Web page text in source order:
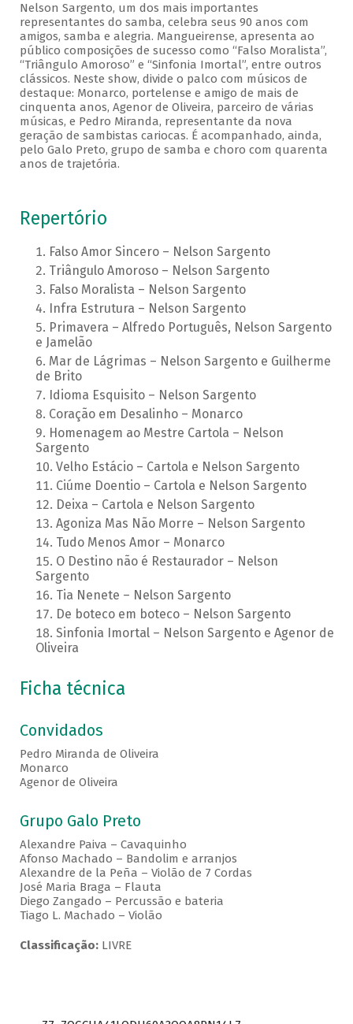
Nelson Sargento, um dos mais importantes
representantes do samba, celebra seus 90 anos com
amigos, samba e alegria. Mangueirense, apresenta ao
público composições de sucesso como “Falso Moralista”,
“Triângulo Amoroso” e “Sinfonia Imortal”, entre outros
clássicos. Neste show, divide o palco com músicos de
destaque: Monarco, portelense e amigo de mais de
cinquenta anos, Agenor de Oliveira, parceiro de várias
músicas, e Pedro Miranda, representante da nova
geração de sambistas cariocas. É acompanhado, ainda,
pelo Galo Preto, grupo de samba e choro com quarenta
anos de trajetória.
Repertório
Falso Amor Sincero – Nelson Sargento
Triângulo Amoroso – Nelson Sargento
Falso Moralista – Nelson Sargento
Infra Estrutura – Nelson Sargento
Primavera – Alfredo Português, Nelson Sargento
e Jamelão
Mar de Lágrimas – Nelson Sargento e Guilherme
de Brito
Idioma Esquisito – Nelson Sargento
Coração em Desalinho – Monarco
Homenagem ao Mestre Cartola – Nelson
Sargento
Velho Estácio – Cartola e Nelson Sargento
Ciúme Doentio – Cartola e Nelson Sargento
Deixa – Cartola e Nelson Sargento
Agoniza Mas Não Morre – Nelson Sargento
Tudo Menos Amor – Monarco
O Destino não é Restaurador – Nelson
Sargento
Tia Nenete – Nelson Sargento
De boteco em boteco – Nelson Sargento
Sinfonia Imortal – Nelson Sargento e Agenor de
Oliveira
Ficha técnica
Convidados
Pedro Miranda de Oliveira
Monarco
Agenor de Oliveira
Grupo Galo Preto
Alexandre Paiva – Cavaquinho
Afonso Machado – Bandolim e arranjos
Alexandre de la Peña – Violão de 7 Cordas
José Maria Braga – Flauta
Diego Zangado – Percussão e bateria
Tiago L. Machado – Violão
Classificação:LIVRE